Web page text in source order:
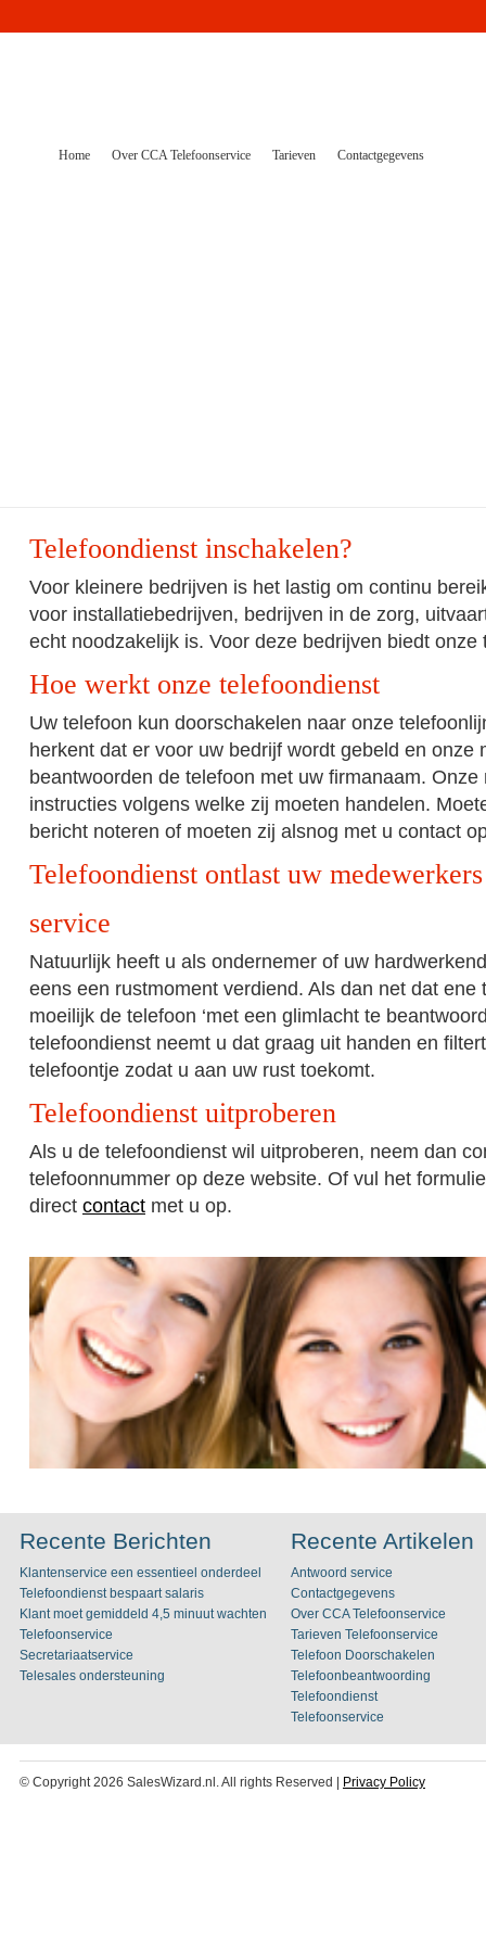
Home Over CCA Telefoonservice Tarieven Contactgegevens
Telefoondienst inschakelen?
Voor kleinere bedrijven is het lastig om continu
voor installatiebedrijven, bedrijven in de zorg,
echt noodzakelijk is. Voor deze bedrijven biedt
Hoe werkt onze telefoondienst
Uw telefoon kun doorschakelen naar onze
herkent dat er voor uw bedrijf wordt gebeld en onze
beantwoorden de telefoon met uw firmanaam.
instructies volgens welke zij moeten handelen.
bericht noteren of moeten zij alsnog met u contact
Telefoondienst ontlast uw
service
Natuurlijk heeft u als ondernemer of uw
eens een rustmoment verdiend. Als dan net dat ene
moeilijk de telefoon ‘met een glimlacht te
telefoondienst neemt u dat graag uit handen en
telefoontje zodat u aan uw rust toekomt.
Telefoondienst uitproberen
Als u de telefoondienst wil uitproberen, neem dan
telefoonnummer op deze website. Of vul het
direct contact met u op.
Recente Berichten
Klantenservice een essentieel onderdeel
Telefoondienst bespaart salaris
Klant moet gemiddeld 4,5 minuut wachten
Telefoonservice
Secretariaatservice
Telesales ondersteuning
Recente Artikelen
Antwoord service
Contactgegevens
Over CCA Telefoonservice
Tarieven Telefoonservice
Telefoon Doorschakelen
Telefoonbeantwoording
Telefoondienst
Telefoonservice
© Copyright 2026 SalesWizard.nl. All rights Reserved | Privacy Policy